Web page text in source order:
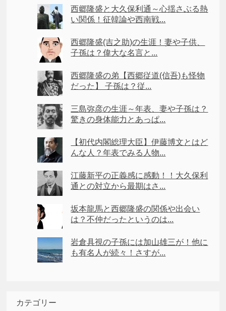
西郷隆盛と大久保利通～心揺さぶる熱
い関係！征韓論や西南戦...
西郷隆盛(吉之助)の生涯！妻や子供、
子孫は？偉大な名言と...
西郷隆盛の弟【西郷従道(信吾)も怪物
だった】 子孫は？従...
三島弥彦の生涯～年表、妻や子孫は？
驚きの身体能力とあっぱ...
【初代内閣総理大臣】伊藤博文とはど
んな人？年表でみる人物...
江藤新平の正義感に感動！！大久保利
通との対立から最期はさ...
坂本龍馬と西郷隆盛の関係や出会い
は？不仲だったというのは...
岩倉具視の子孫には加山雄三が！他に
も有名人が続々！さすが...
カテゴリー